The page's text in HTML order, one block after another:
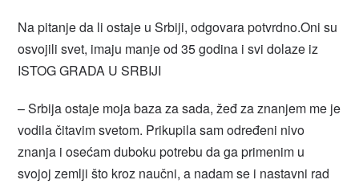
Na pitanje da li ostaje u Srbiji, odgovara potvrdno.Oni su
osvojili svet, imaju manje od 35 godina i svi dolaze iz
ISTOG GRADA U SRBIJI
– Srbija ostaje moja baza za sada, žeđ za znanjem me je
vodila čitavim svetom. Prikupila sam određeni nivo
znanja i osećam duboku potrebu da ga primenim u
svojoj zemlji što kroz naučni, a nadam se i nastavni rad